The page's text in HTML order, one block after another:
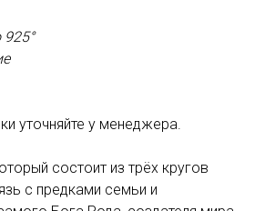
925°
уточняйте у менеджера.
состоит из трёх кругов
с предками семьи и